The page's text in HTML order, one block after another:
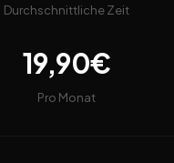
Durchschnittliche Zeit
19,90€
Pro Monat